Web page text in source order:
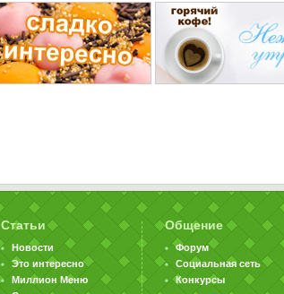
Статьи
Новости
Это интересно
Миллион Меню
Общение
Форум
Социальная сеть
Конкурсы